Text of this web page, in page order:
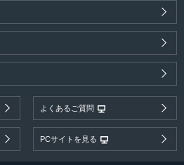
よくあるご質問
PCサイトを見る